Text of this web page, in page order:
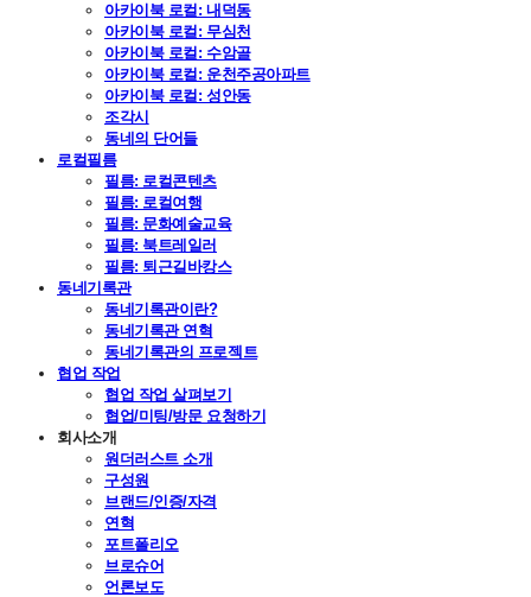
아카이북 로컬: 내덕동
아카이북 로컬: 무심천
아카이북 로컬: 수암골
아카이북 로컬: 운천주공아파트
아카이북 로컬: 성안동
조각시
동네의 단어들
로컬필름
필름: 로컬콘텐츠
필름: 로컬여행
필름: 문화예술교육
필름: 북트레일러
필름: 퇴근길바캉스
동네기록관
동네기록관이란?
동네기록관 연혁
동네기록관의 프로젝트
협업 작업
협업 작업 살펴보기
협업/미팅/방문 요청하기
회사소개
원더러스트 소개
구성원
브랜드/인증/자격
연혁
포트폴리오
브로슈어
언론보도